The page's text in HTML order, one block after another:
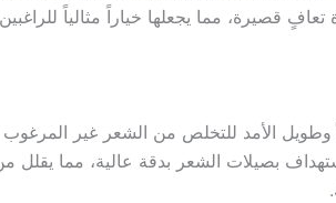
تعافٍ قصيرة، مما يجعلها خياراً مثالياً
وطويل الأمد للتخلص من الشعر غير
بصيلات الشعر بدقة عالية، مما يقلل